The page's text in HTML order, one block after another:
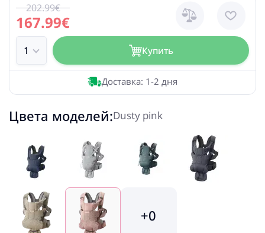
167.99€
202.99€
Купить
Доставка: 1-2 дня
Цвета моделей:Dusty pink
+0